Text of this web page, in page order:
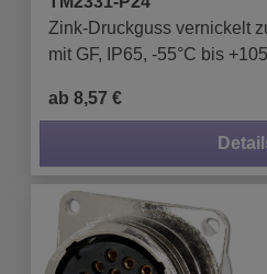
Zink-Druckguss vernickelt
mit GF, IP65, -55°C bis
ab 8,57 €